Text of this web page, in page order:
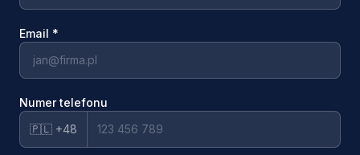
Email *
Numer telefonu
🇵🇱 +48